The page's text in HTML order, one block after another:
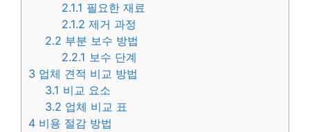
2.1.1 필요한 재료
2.1.2 제거 과정
2.2 부분 보수 방법
2.2.1 보수 단계
3 업체 견적 비교 방법
3.1 비교 요소
3.2 업체 비교 표
4 비용 절감 방법